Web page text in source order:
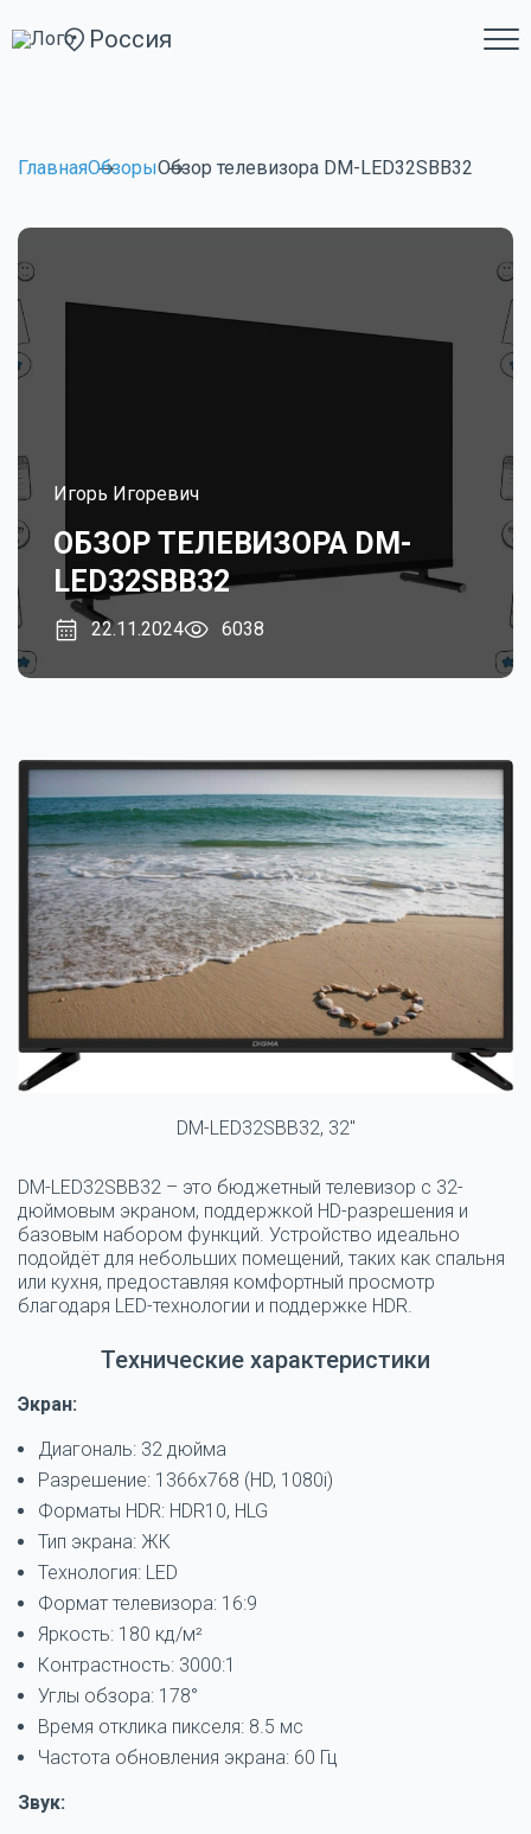
Россия
ГлавнаяОбзорыОбзор телевизора DM-LED32SBB32
Игорь Игоревич
ОБЗОР ТЕЛЕВИЗОРА DM-
LED32SBB32
22.11.2024 6038
DM-LED32SBB32, 32"
DM-LED32SBB32 – это бюджетный телевизор с 32-
дюймовым экраном, поддержкой HD-разрешения и
базовым набором функций. Устройство идеально
подойдёт для небольших помещений, таких как спальня
или кухня, предоставляя комфортный просмотр
благодаря LED-технологии и поддержке HDR.
Технические характеристики
Экран:
Диагональ: 32 дюйма
Разрешение: 1366x768 (HD, 1080i)
Форматы HDR: HDR10, HLG
Тип экрана: ЖК
Технология: LED
Формат телевизора: 16:9
Яркость: 180 кд/м²
Контрастность: 3000:1
Углы обзора: 178°
Время отклика пикселя: 8.5 мс
Частота обновления экрана: 60 Гц
Звук: